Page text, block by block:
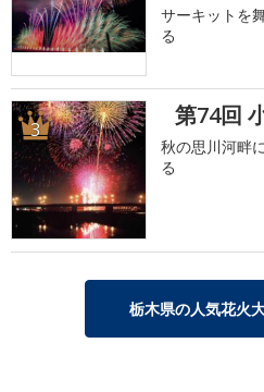
サーキットを
る
3 第74回
秋の思川河畔
る
栃木県の人気花火